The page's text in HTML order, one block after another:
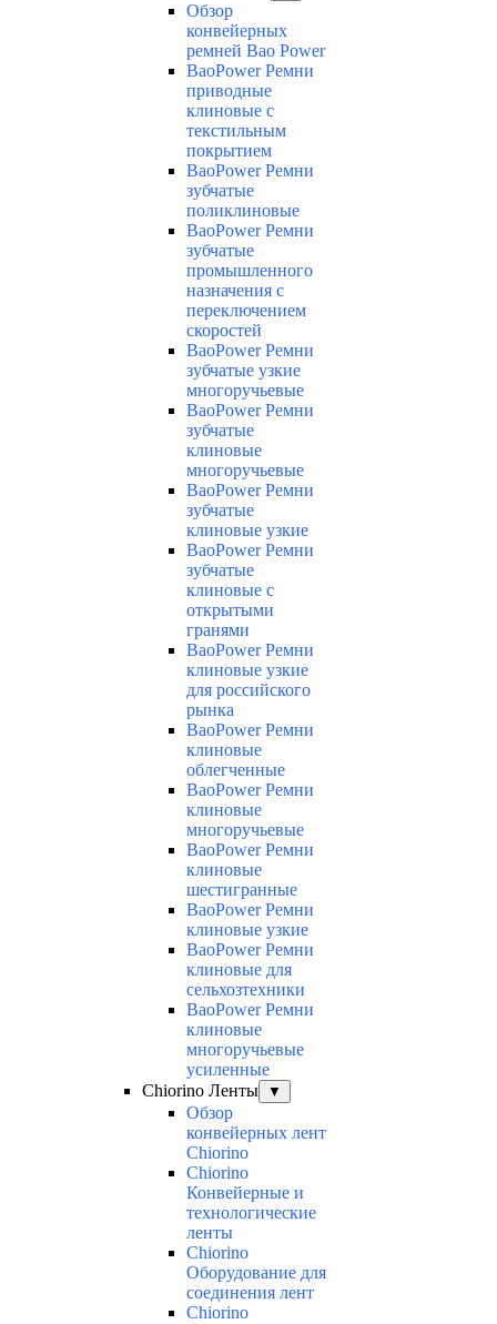
Обзор
конвейерных
ремней Bao Power
BaoPower Ремни
приводные
клиновые с
текстильным
покрытием
BaoPower Ремни
зубчатые
поликлиновые
BaoPower Ремни
зубчатые
промышленного
назначения с
переключением
скоростей
BaoPower Ремни
зубчатые узкие
многоручьевые
BaoPower Ремни
зубчатые
клиновые
многоручьевые
BaoPower Ремни
зубчатые
клиновые узкие
BaoPower Ремни
зубчатые
клиновые с
открытыми
гранями
BaoPower Ремни
клиновые узкие
для российского
рынка
BaoPower Ремни
клиновые
облегченные
BaoPower Ремни
клиновые
многоручьевые
BaoPower Ремни
клиновые
шестигранные
BaoPower Ремни
клиновые узкие
BaoPower Ремни
клиновые для
сельхозтехники
BaoPower Ремни
клиновые
многоручьевые
усиленные
Chiorino Ленты
▼
Обзор
конвейерных лент
Chiorino
Chiorino
Конвейерные и
технологические
ленты
Chiorino
Оборудование для
соединения лент
Chiorino